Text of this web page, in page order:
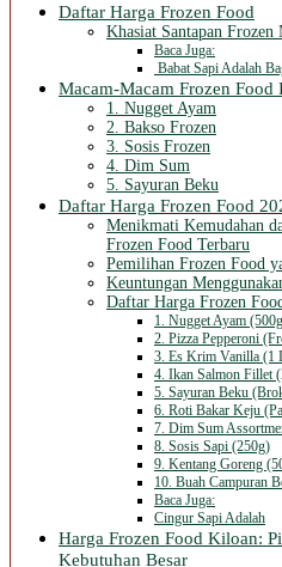
Daftar Harga Frozen Food
Khasiat Santapan Frozen
Baca Juga:
Babat Sapi Adalah
Macam-Macam Frozen Food
1. Nugget Ayam
2. Bakso Frozen
3. Sosis Frozen
4. Dim Sum
5. Sayuran Beku
Daftar Harga Frozen Food
Menikmati Kemudahan
Frozen Food Terbaru
Pemilihan Frozen Food
Keuntungan
Daftar Harga Frozen
1. Nugget Ayam
2. Pizza Pepperoni
3. Es Krim Vanilla (1
4. Ikan Salmon Fillet
5. Sayuran Beku
6. Roti Bakar Keju
7. Dim Sum
8. Sosis Sapi (250g)
9. Kentang Goreng
10. Buah Campuran
Baca Juga:
Cingur Sapi Adalah
Harga Frozen Food Kiloan:
Kebutuhan Besar